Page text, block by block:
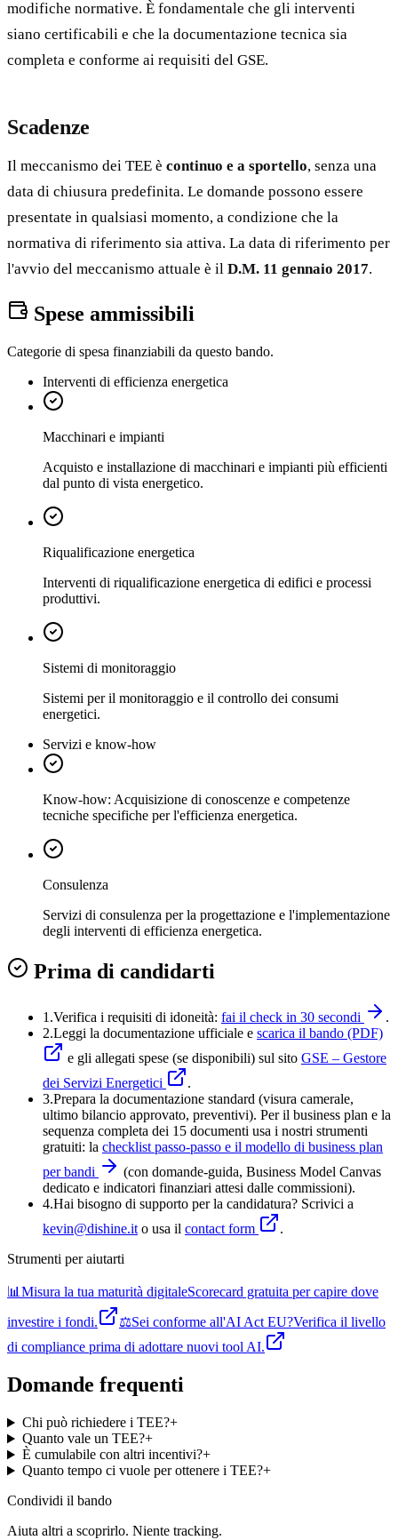
modifiche normative. È fondamentale che gli interventi
siano certificabili e che la documentazione tecnica sia
completa e conforme ai requisiti del GSE.
Scadenze
Il meccanismo dei TEE è continuo e a sportello, senza una
data di chiusura predefinita. Le domande possono essere
presentate in qualsiasi momento, a condizione che la
normativa di riferimento sia attiva. La data di riferimento per
l'avvio del meccanismo attuale è il D.M. 11 gennaio 2017.
Spese ammissibili
Categorie di spesa finanziabili da questo bando.
Interventi di efficienza energetica
Macchinari e impianti
Acquisto e installazione di macchinari e impianti più efficienti
dal punto di vista energetico.
Riqualificazione energetica
Interventi di riqualificazione energetica di edifici e processi
produttivi.
Sistemi di monitoraggio
Sistemi per il monitoraggio e il controllo dei consumi
energetici.
Servizi e know-how
Know-how: Acquisizione di conoscenze e competenze
tecniche specifiche per l'efficienza energetica.
Consulenza
Servizi di consulenza per la progettazione e l'implementazione
degli interventi di efficienza energetica.
Prima di candidarti
1.Verifica i requisiti di idoneità: fai il check in 30 secondi
.
2.Leggi la documentazione ufficiale e scarica il bando (PDF)
e gli allegati spese (se disponibili) sul sito GSE – Gestore
dei Servizi Energetici
.
3.Prepara la documentazione standard (visura camerale,
ultimo bilancio approvato, preventivi). Per il business plan e la
sequenza completa dei 15 documenti usa i nostri strumenti
gratuiti: la checklist passo-passo e il modello di business plan
per bandi
(con domande-guida, Business Model Canvas
dedicato e indicatori finanziari attesi dalle commissioni).
4.Hai bisogno di supporto per la candidatura? Scrivici a
kevin@dishine.it o usa il contact form
.
Strumenti per aiutarti
📊Misura la tua maturità digitaleScorecard gratuita per capire dove
investire i fondi.
⚖️Sei conforme all'AI Act EU?Verifica il livello
di compliance prima di adottare nuovi tool AI.
Domande frequenti
Chi può richiedere i TEE?+
Quanto vale un TEE?+
È cumulabile con altri incentivi?+
Quanto tempo ci vuole per ottenere i TEE?+
Condividi il bando
Aiuta altri a scoprirlo. Niente tracking.